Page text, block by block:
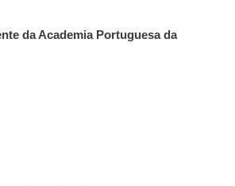
da Academia Portuguesa da